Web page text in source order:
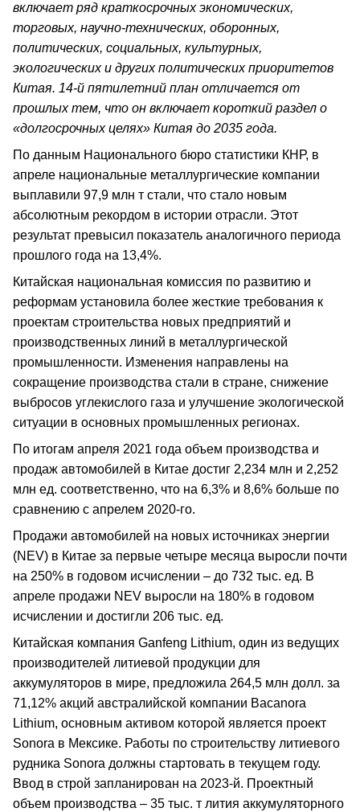
включает ряд краткосрочных экономических,
торговых, научно-технических, оборонных,
политических, социальных, культурных,
экологических и других политических приоритетов
Китая. 14-й пятилетний план отличается от
прошлых тем, что он включает короткий раздел о
«долгосрочных целях» Китая до 2035 года.
По данным Национального бюро статистики КНР, в
апреле национальные металлургические компании
выплавили 97,9 млн т стали, что стало новым
абсолютным рекордом в истории отрасли. Этот
результат превысил показатель аналогичного периода
прошлого года на 13,4%.
Китайская национальная комиссия по развитию и
реформам установила более жесткие требования к
проектам строительства новых предприятий и
производственных линий в металлургической
промышленности. Изменения направлены на
сокращение производства стали в стране, снижение
выбросов углекислого газа и улучшение экологической
ситуации в основных промышленных регионах.
По итогам апреля 2021 года объем производства и
продаж автомобилей в Китае достиг 2,234 млн и 2,252
млн ед. соответственно, что на 6,3% и 8,6% больше по
сравнению с апрелем 2020-го.
Продажи автомобилей на новых источниках энергии
(NEV) в Китае за первые четыре месяца выросли почти
на 250% в годовом исчислении – до 732 тыс. ед. В
апреле продажи NEV выросли на 180% в годовом
исчислении и достигли 206 тыс. ед.
Китайская компания Ganfeng Lithium, один из ведущих
производителей литиевой продукции для
аккумуляторов в мире, предложила 264,5 млн долл. за
71,12% акций австралийской компании Bacanora
Lithium, основным активом которой является проект
Sonora в Мексике. Работы по строительству литиевого
рудника Sonora должны стартовать в текущем году.
Ввод в строй запланирован на 2023-й. Проектный
объем производства – 35 тыс. т лития аккумуляторного